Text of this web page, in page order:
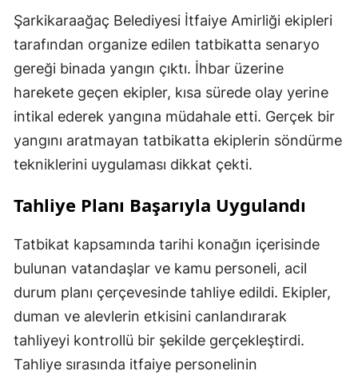
Şarkikaraağaç Belediyesi İtfaiye Amirliği ekipleri
tarafından organize edilen tatbikatta senaryo
gereği binada yangın çıktı. İhbar üzerine
harekete geçen ekipler, kısa sürede olay yerine
intikal ederek yangına müdahale etti. Gerçek bir
yangını aratmayan tatbikatta ekiplerin söndürme
tekniklerini uygulaması dikkat çekti.
Tahliye Planı Başarıyla Uygulandı
Tatbikat kapsamında tarihi konağın içerisinde
bulunan vatandaşlar ve kamu personeli, acil
durum planı çerçevesinde tahliye edildi. Ekipler,
duman ve alevlerin etkisini canlandırarak
tahliyeyi kontrollü bir şekilde gerçekleştirdi.
Tahliye sırasında itfaiye personelinin